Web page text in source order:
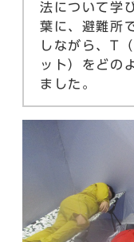
法について学
葉に、避難所
しながら、T
ット）をどの
ました。